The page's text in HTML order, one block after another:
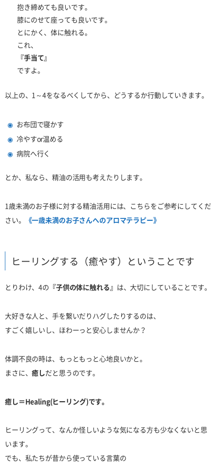
抱き締めても良いです。
膝にのせて座っても良いです。
とにかく、体に触れる。
これ、
『手当て』
ですよ。
以上の、1～4をなるべくしてから、どうするか行動していきます。
お布団で寝かす
冷やすor温める
病院へ行く
とか、私なら、精油の活用も考えたりします。
1歳未満のお子様に対する精油活用には、こちらをご参考にしてくだ
さい。
《一歳未満のお子さんへのアロマテラピー》
ヒーリングする（癒やす）ということです
とりわけ、4の 『子供の体に触れる』 は、大切にしていることです。
大好きな人と、手を繋いだりハグしたりするのは、
すごく嬉しいし、ほわーっと安心しませんか？
体調不良の時は、もっともっと心地良いかと。
まさに、癒しだと思うのです。
癒し＝Healing(ヒーリング)です。
ヒーリングって、なんか怪しいような気になる方も少なくないと思
います。
でも、私たちが昔から使っている言葉の